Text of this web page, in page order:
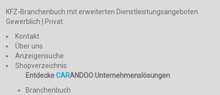
KFZ-Branchenbuch mit erweiterten Dienstleistungsangeboten
Gewerblich | Privat
Kontakt
Über uns
Anzeigensuche
Shopverzeichnis
EntdeckeCARANDOO Unternehmenslösungen
Branchenbuch